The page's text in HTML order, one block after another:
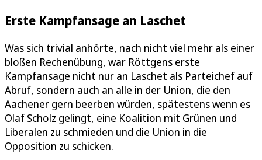
Erste Kampfansage an Laschet
Was sich trivial anhörte, nach nicht viel mehr als einer
bloßen Rechenübung, war Röttgens erste
Kampfansage nicht nur an Laschet als Parteichef auf
Abruf, sondern auch an alle in der Union, die den
Aachener gern beerben würden, spätestens wenn es
Olaf Scholz gelingt, eine Koalition mit Grünen und
Liberalen zu schmieden und die Union in die
Opposition zu schicken.